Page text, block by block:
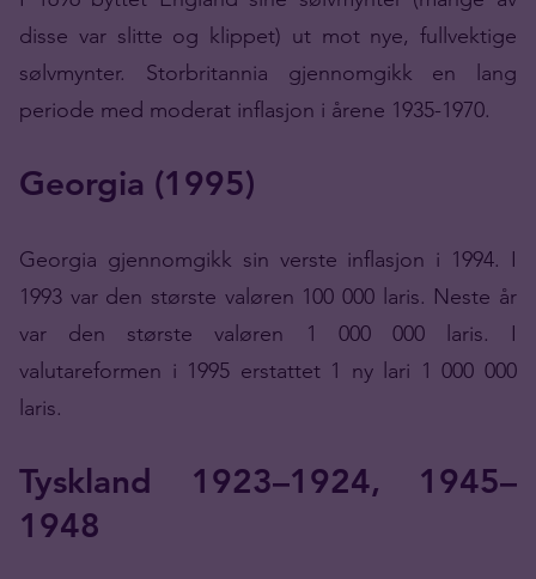
disse var slitte og klippet) ut mot nye, fullvektige
sølvmynter. Storbritannia gjennomgikk en lang
periode med moderat inflasjon i årene 1935-1970.
Georgia (1995)
Georgia gjennomgikk sin verste inflasjon i 1994. I
1993 var den største valøren 100 000 laris. Neste år
var den største valøren 1 000 000 laris. I
valutareformen i 1995 erstattet 1 ny lari 1 000 000
laris.
Tyskland 1923–1924, 1945–
1948